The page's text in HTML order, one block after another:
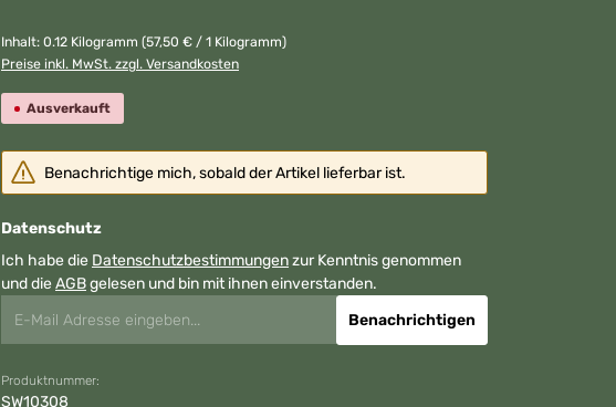
Inhalt: 0.12 Kilogramm (57,50 € / 1 Kilogramm)
Preise inkl. MwSt. zzgl. Versandkosten
Ausverkauft
Benachrichtige mich, sobald der Artikel lieferbar ist.
Datenschutz
Ich habe die Datenschutzbestimmungenzur Kenntnis genommen
und dieAGBgelesen und bin mit ihnen einverstanden.
Benachrichtigen
Produktnummer:
SW10308